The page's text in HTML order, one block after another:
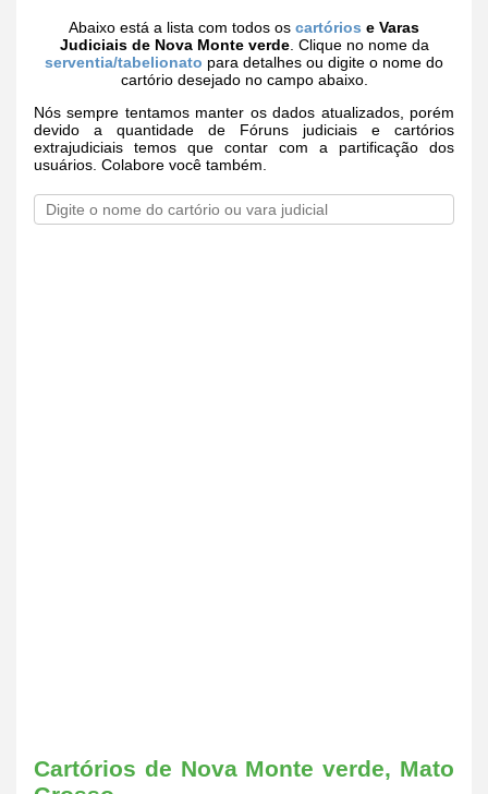
Abaixo está a lista com todos os cartórios e Varas
Judiciais de Nova Monte verde. Clique no nome da
serventia/tabelionato para detalhes ou digite o nome do
cartório desejado no campo abaixo.
Nós sempre tentamos manter os dados atualizados, porém
devido a quantidade de Fóruns judiciais e cartórios
extrajudiciais temos que contar com a partificação dos
usuários. Colabore você também.
Cartórios de Nova Monte verde, Mato